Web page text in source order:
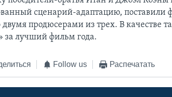
сценарий-адаптацию, поставили
двумя продюсерами из трех. В качестве
за лучший фильм года.
Follow us Распечатать